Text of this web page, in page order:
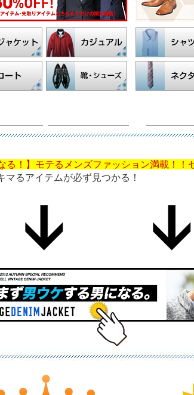
る！】モテるメンズファッション満載！！
マるアイテムが必ず見つかる！